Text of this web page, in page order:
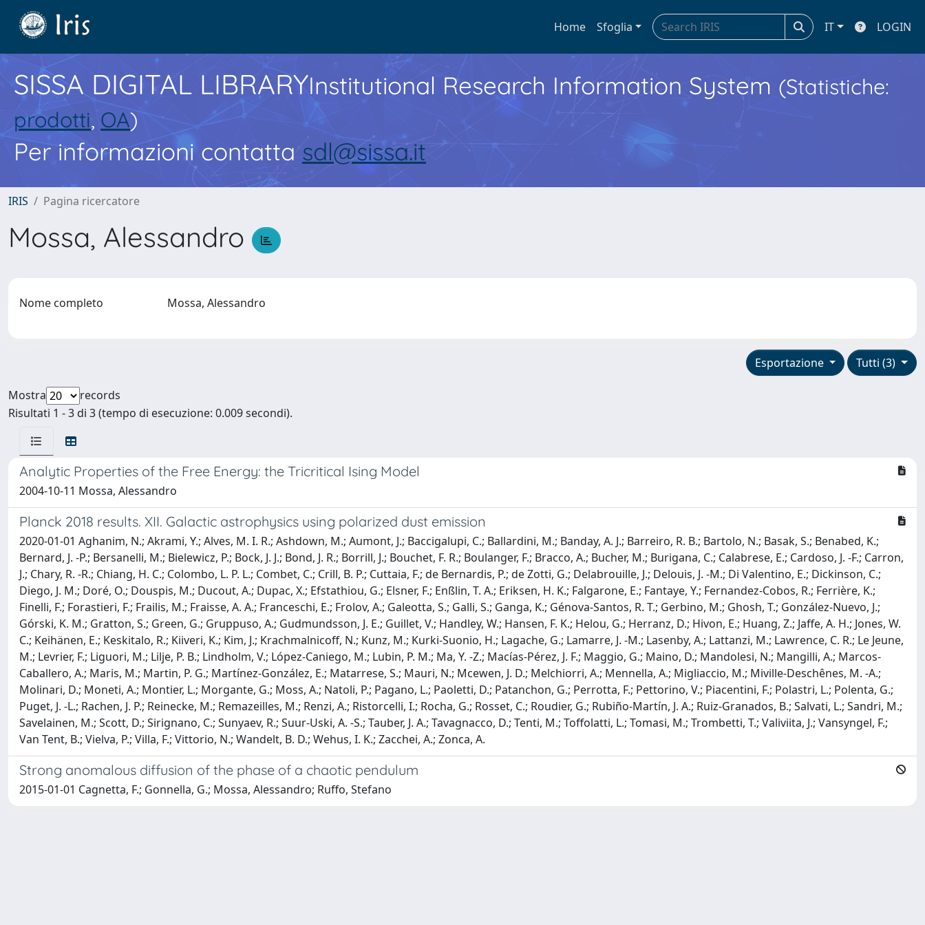
Home Sfoglia IT LOGIN
SISSA DIGITAL LIBRARYInstitutional Research Information System (Statistiche:
prodotti, OA)
Per informazioni contatta sdl@sissa.it
IRIS Pagina ricercatore
Mossa, Alessandro
Nome completo Mossa, Alessandro
Tutti (3)
Esportazione
Mostra
records
Risultati 1 - 3 di 3 (tempo di esecuzione: 0.009 secondi).
Analytic Properties of the Free Energy: the Tricritical Ising Model
2004-10-11 Mossa, Alessandro
Planck 2018 results. XII. Galactic astrophysics using polarized dust emission
2020-01-01 Aghanim, N.; Akrami, Y.; Alves, M. I. R.; Ashdown, M.; Aumont, J.; Baccigalupi, C.; Ballardini, M.; Banday, A. J.; Barreiro, R. B.; Bartolo, N.; Basak, S.; Benabed, K.;
Bernard, J. -P.; Bersanelli, M.; Bielewicz, P.; Bock, J. J.; Bond, J. R.; Borrill, J.; Bouchet, F. R.; Boulanger, F.; Bracco, A.; Bucher, M.; Burigana, C.; Calabrese, E.; Cardoso, J. -F.; Carron,
J.; Chary, R. -R.; Chiang, H. C.; Colombo, L. P. L.; Combet, C.; Crill, B. P.; Cuttaia, F.; de Bernardis, P.; de Zotti, G.; Delabrouille, J.; Delouis, J. -M.; Di Valentino, E.; Dickinson, C.;
Diego, J. M.; Doré, O.; Douspis, M.; Ducout, A.; Dupac, X.; Efstathiou, G.; Elsner, F.; Enßlin, T. A.; Eriksen, H. K.; Falgarone, E.; Fantaye, Y.; Fernandez-Cobos, R.; Ferrière, K.;
Finelli, F.; Forastieri, F.; Frailis, M.; Fraisse, A. A.; Franceschi, E.; Frolov, A.; Galeotta, S.; Galli, S.; Ganga, K.; Génova-Santos, R. T.; Gerbino, M.; Ghosh, T.; González-Nuevo, J.;
Górski, K. M.; Gratton, S.; Green, G.; Gruppuso, A.; Gudmundsson, J. E.; Guillet, V.; Handley, W.; Hansen, F. K.; Helou, G.; Herranz, D.; Hivon, E.; Huang, Z.; Jaffe, A. H.; Jones, W.
C.; Keihänen, E.; Keskitalo, R.; Kiiveri, K.; Kim, J.; Krachmalnicoff, N.; Kunz, M.; Kurki-Suonio, H.; Lagache, G.; Lamarre, J. -M.; Lasenby, A.; Lattanzi, M.; Lawrence, C. R.; Le Jeune,
M.; Levrier, F.; Liguori, M.; Lilje, P. B.; Lindholm, V.; López-Caniego, M.; Lubin, P. M.; Ma, Y. -Z.; Macías-Pérez, J. F.; Maggio, G.; Maino, D.; Mandolesi, N.; Mangilli, A.; Marcos-
Caballero, A.; Maris, M.; Martin, P. G.; Martínez-González, E.; Matarrese, S.; Mauri, N.; Mcewen, J. D.; Melchiorri, A.; Mennella, A.; Migliaccio, M.; Miville-Deschênes, M. -A.;
Molinari, D.; Moneti, A.; Montier, L.; Morgante, G.; Moss, A.; Natoli, P.; Pagano, L.; Paoletti, D.; Patanchon, G.; Perrotta, F.; Pettorino, V.; Piacentini, F.; Polastri, L.; Polenta, G.;
Puget, J. -L.; Rachen, J. P.; Reinecke, M.; Remazeilles, M.; Renzi, A.; Ristorcelli, I.; Rocha, G.; Rosset, C.; Roudier, G.; Rubiño-Martín, J. A.; Ruiz-Granados, B.; Salvati, L.; Sandri, M.;
Savelainen, M.; Scott, D.; Sirignano, C.; Sunyaev, R.; Suur-Uski, A. -S.; Tauber, J. A.; Tavagnacco, D.; Tenti, M.; Toffolatti, L.; Tomasi, M.; Trombetti, T.; Valiviita, J.; Vansyngel, F.;
Van Tent, B.; Vielva, P.; Villa, F.; Vittorio, N.; Wandelt, B. D.; Wehus, I. K.; Zacchei, A.; Zonca, A.
Strong anomalous diffusion of the phase of a chaotic pendulum
2015-01-01 Cagnetta, F.; Gonnella, G.; Mossa, Alessandro; Ruffo, Stefano